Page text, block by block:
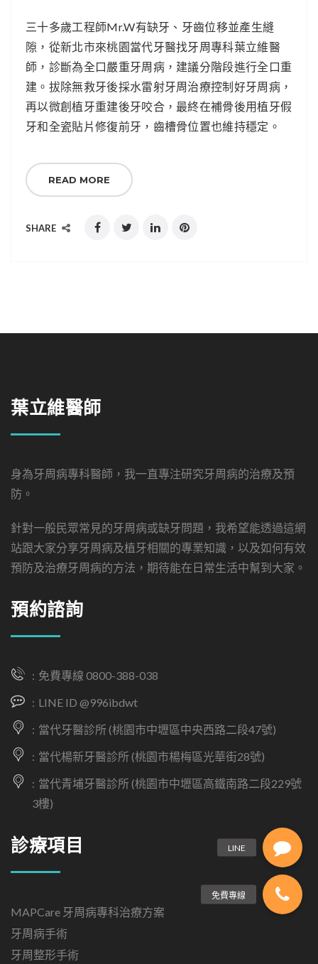
三十多歲工程師Mr.W有缺牙、牙齒位移並產生縫
隙，從新北市來桃園當代牙醫找牙周專科葉立維醫
師，診斷為全口嚴重牙周病，建議分階段進行全口重
建。拔除無救牙後採水雷射牙周治療控制好牙周病，
再以微創植牙重建後牙咬合，最終在補骨後用植牙假
牙和全瓷貼片修復前牙，齒槽骨位置也維持穩定。
READ MORE
SHARE
葉立維醫師
身為牙周病專科醫師，我一直專注研究牙周病的治療及預
防。
針對一般民眾常見的牙周病或缺牙問題，我希望能透過這網
站跟大家分享牙周病及植牙相關的專業知識，以及如何有效
預防及治療牙周病的方法，期待能在日常生活中幫到大家。
預約諮詢
免費專線 0800-388-038
LINE ID @996ibdwt
當代牙醫診所 (桃園市中壢區中央西路二段47號)
當代楊新牙醫診所 (桃園市楊梅區光華街28號)
當代青埔牙醫診所 (桃園市中壢區高鐵南路二段229號
3樓)
診療項目
MAPCare 牙周病專科治療方案
牙周病手術
牙周整形手術